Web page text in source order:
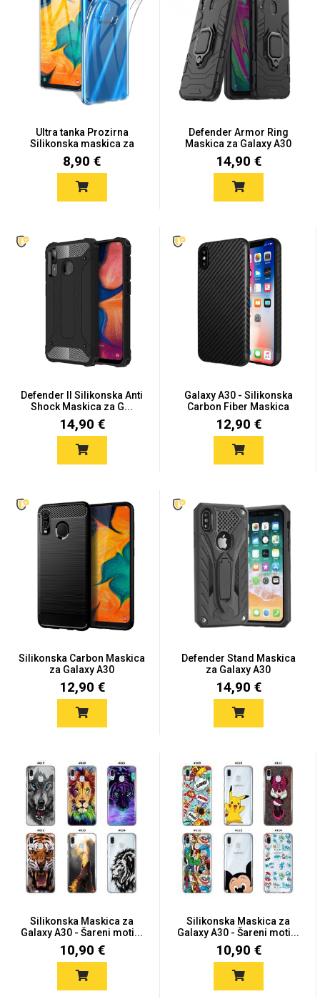
Ultra tanka Prozirna
Silikonska maskica za
Gal...
8,90 €
Defender Armor Ring
Maskica za Galaxy A30
14,90 €
Defender II Silikonska Anti
Shock Maskica za G...
14,90 €
Galaxy A30 - Silikonska
Carbon Fiber Maskica
12,90 €
Silikonska Carbon Maskica
za Galaxy A30
12,90 €
Defender Stand Maskica
za Galaxy A30
14,90 €
Silikonska Maskica za
Galaxy A30 - Šareni moti...
10,90 €
Silikonska Maskica za
Galaxy A30 - Šareni moti...
10,90 €
Sleng Feel Good
Životinjsko carstvo
Svemirska kolekcija Valentinovo
Love motivi I Need Some Space
Quotes Collection Cirkus
Doodles Apstraktni motivi
Monogrami Dječji motivi
Za njega
Univerzalne futrole i
maskice
Preklopne maskice